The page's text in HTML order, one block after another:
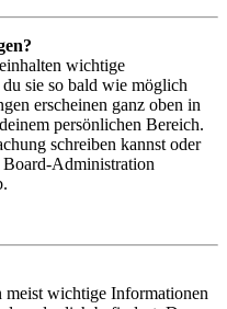
wichtige
sie so bald wie möglich
erscheinen ganz oben in
persönlichen Bereich.
schreiben kannst oder
Administration
meist wichtige Informationen